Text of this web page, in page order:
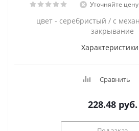
Уточняйте
цвет - серебристый / с
закрывание
Характеристики
Сравнить
228.48 руб.